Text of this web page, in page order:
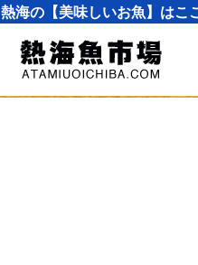
熱海の【美味しいお魚】は